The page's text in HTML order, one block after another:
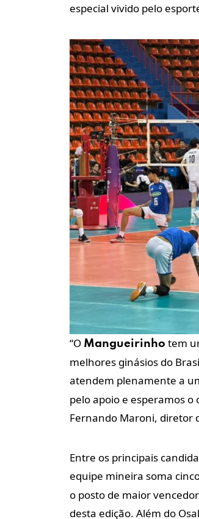
especial vivido pelo
“O Mangueirinho tem
melhores ginásios do
atendem plenamente a
pelo apoio e esperamos
Fernando Maroni, diretor
Entre os principais
equipe mineira soma
o posto de maior
desta edição. Além do